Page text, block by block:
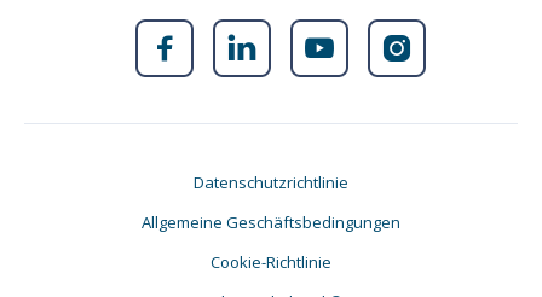
   
Datenschutzrichtlinie
Allgemeine Geschäftsbedingungen
Cookie-Richtlinie